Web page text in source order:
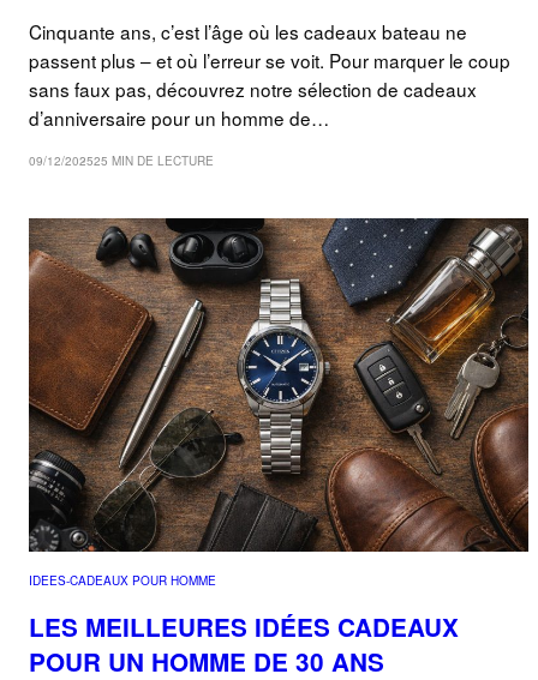
Cinquante ans, c’est l’âge où les cadeaux bateau ne
passent plus – et où l’erreur se voit. Pour marquer le coup
sans faux pas, découvrez notre sélection de cadeaux
d’anniversaire pour un homme de…
09/12/202525 MIN DE LECTURE
IDEES-CADEAUX POUR HOMME
LES MEILLEURES IDÉES CADEAUX
POUR UN HOMME DE 30 ANS